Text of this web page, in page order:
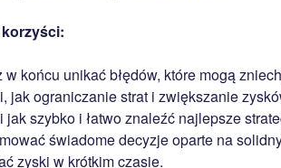
w końcu unikać błędów, które mogą
jak ograniczanie strat i zwiększanie
jak szybko i łatwo znaleźć najlepsze
świadome decyzje oparte na
zyski w krótkim czasie.